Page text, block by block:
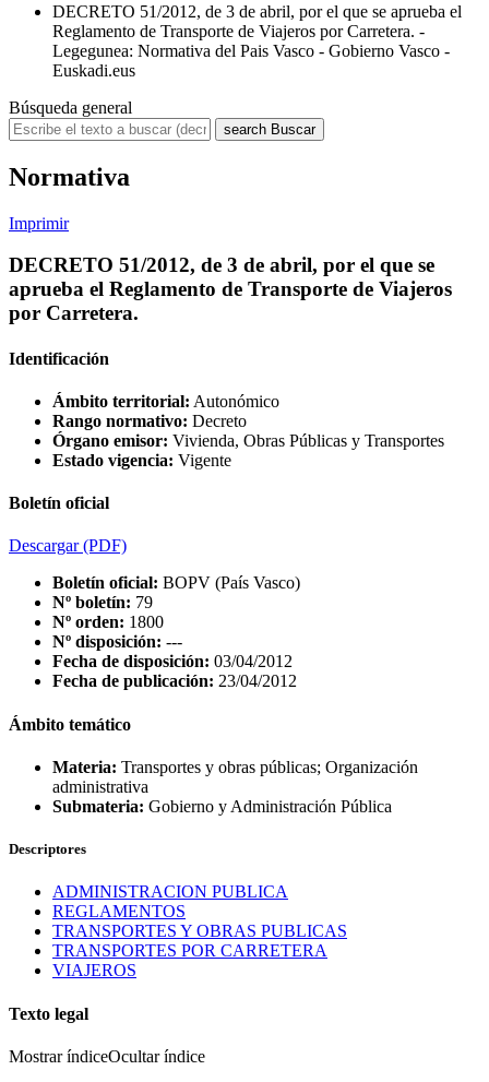
DECRETO 51/2012, de 3 de abril, por el que se aprueba el
Reglamento de Transporte de Viajeros por Carretera. -
Legegunea: Normativa del Pais Vasco - Gobierno Vasco -
Euskadi.eus
Búsqueda general
search Buscar
Normativa
Imprimir
DECRETO 51/2012, de 3 de abril, por el que se
aprueba el Reglamento de Transporte de Viajeros
por Carretera.
Identificación
Ámbito territorial: Autonómico
Rango normativo: Decreto
Órgano emisor: Vivienda, Obras Públicas y Transportes
Estado vigencia: Vigente
Boletín oficial
Descargar(PDF)
Boletín oficial: BOPV (País Vasco)
Nº boletín: 79
Nº orden: 1800
Nº disposición: ---
Fecha de disposición: 03/04/2012
Fecha de publicación: 23/04/2012
Ámbito temático
Materia: Transportes y obras públicas; Organización
administrativa
Submateria: Gobierno y Administración Pública
Descriptores
ADMINISTRACION PUBLICA
REGLAMENTOS
TRANSPORTES Y OBRAS PUBLICAS
TRANSPORTES POR CARRETERA
VIAJEROS
Texto legal
Mostrar índiceOcultar índice